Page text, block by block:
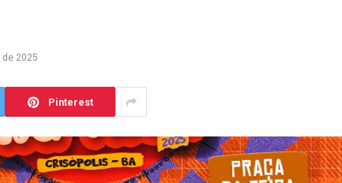
de 2025
Pinterest